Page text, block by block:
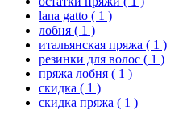
lana gatto ( 1 )
лобня ( 1 )
итальянская пряжа ( 1 )
резинки для волос ( 1 )
пряжа лобня ( 1 )
скидка ( 1 )
скидка пряжа ( 1 )